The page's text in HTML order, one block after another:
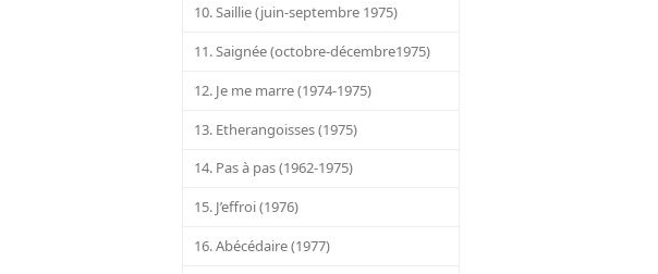
10. Saillie (juin-septembre 1975)
11. Saignée (octobre-décembre1975)
12. Je me marre (1974-1975)
13. Etherangoisses (1975)
14. Pas à pas (1962-1975)
15. J’effroi (1976)
16. Abécédaire (1977)